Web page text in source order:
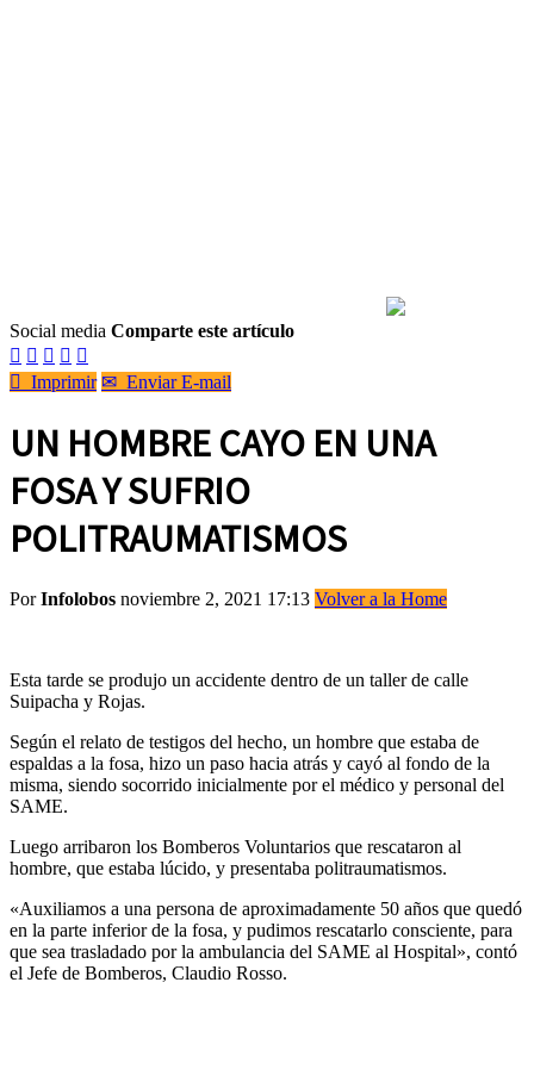
Social media Comparte este artículo
    
 Imprimir ✉ Enviar E-mail
UN HOMBRE CAYO EN UNA
FOSA Y SUFRIO
POLITRAUMATISMOS
PorInfolobos noviembre 2, 2021 17:13 Volver a la Home
Esta tarde se produjo un accidente dentro de un taller de calle
Suipacha y Rojas.
Según el relato de testigos del hecho, un hombre que estaba de
espaldas a la fosa, hizo un paso hacia atrás y cayó al fondo de la
misma, siendo socorrido inicialmente por el médico y personal del
SAME.
Luego arribaron los Bomberos Voluntarios que rescataron al
hombre, que estaba lúcido, y presentaba politraumatismos.
«Auxiliamos a una persona de aproximadamente 50 años que quedó
en la parte inferior de la fosa, y pudimos rescatarlo consciente, para
que sea trasladado por la ambulancia del SAME al Hospital», contó
el Jefe de Bomberos, Claudio Rosso.